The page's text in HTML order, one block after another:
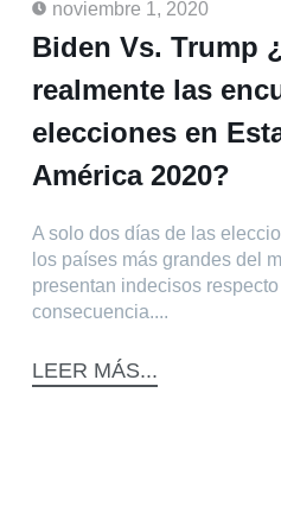
noviembre 1, 2020
Biden Vs. Trump
realmente las
elecciones en
América 2020?
A solo dos días de las
los países más grandes del
presentan indecisos
consecuencia....
LEER MÁS...